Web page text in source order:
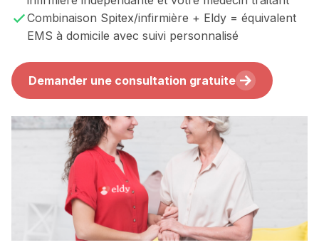
Combinaison Spitex/infirmière + Eldy = équivalent
EMS à domicile avec suivi personnalisé
Demander une consultation gratuite